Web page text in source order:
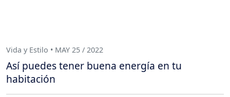
Vida y Estilo • MAY 25 / 2022
Así puedes tener buena energía en tu
habitación